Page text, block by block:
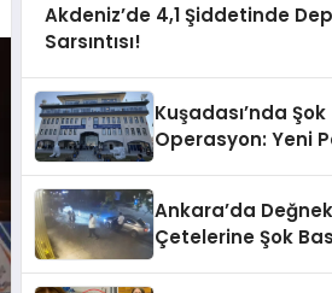
Akdeniz’de 4,1 Şiddetinde
Sarsıntısı!
Kuşadası’nda Şok
Operasyon: Yeni
Ankara’da
Çetelerine Şok